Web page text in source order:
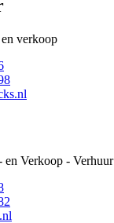
verkoop
en Verkoop - Verhuur